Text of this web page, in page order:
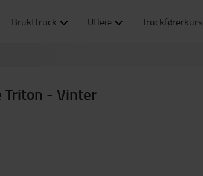
Brukttruck Utleie Truckførerkurs
Triton - Vinter